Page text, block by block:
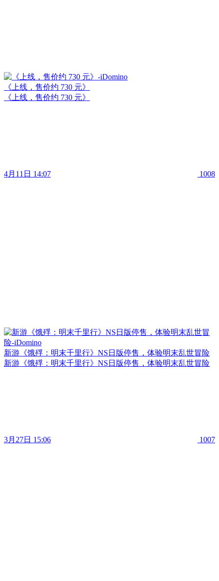
《上线，售价约 730 元》
《上线，售价约 730 元》
4月11日 14:07 1008
新游《饿殍：明末千里行》NS日版停售，体验明末乱世冒险
新游《饿殍：明末千里行》NS日版停售，体验明末乱世冒险
3月27日 15:06 1007